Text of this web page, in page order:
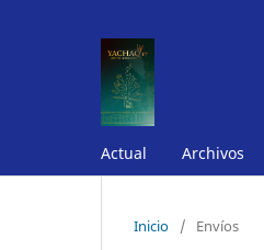
Actual Archivos
Inicio / Envíos